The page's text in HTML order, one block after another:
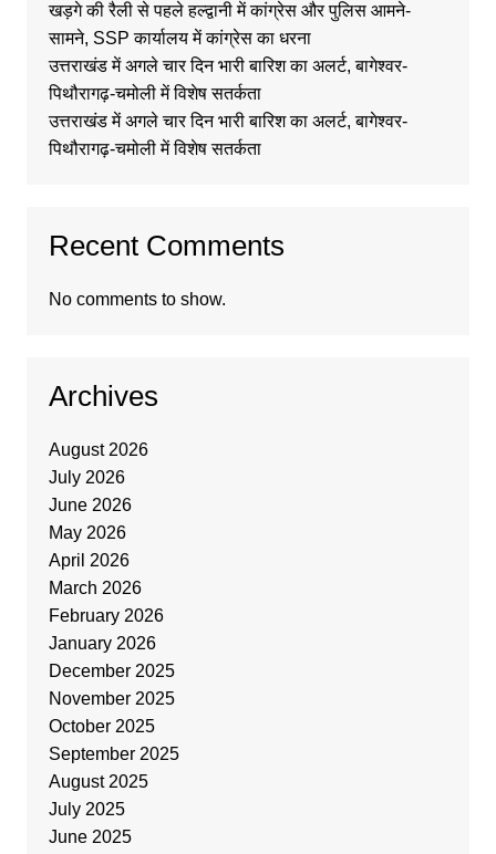
खड़गे की रैली से पहले हल्द्वानी में कांग्रेस और पुलिस आमने-
सामने, SSP कार्यालय में कांग्रेस का धरना
उत्तराखंड में अगले चार दिन भारी बारिश का अलर्ट, बागेश्वर-
पिथौरागढ़-चमोली में विशेष सतर्कता
उत्तराखंड में अगले चार दिन भारी बारिश का अलर्ट, बागेश्वर-
पिथौरागढ़-चमोली में विशेष सतर्कता
Recent Comments
No comments to show.
Archives
August 2026
July 2026
June 2026
May 2026
April 2026
March 2026
February 2026
January 2026
December 2025
November 2025
October 2025
September 2025
August 2025
July 2025
June 2025